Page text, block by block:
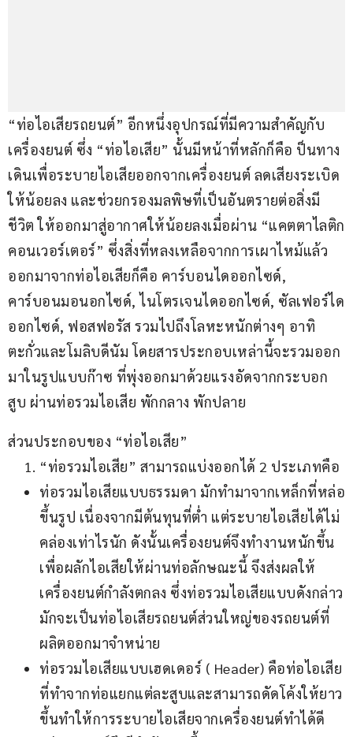
“ท่อไอเสียรถยนต์” อีกหนึ่งอุปกรณ์ที่มีความสำคัญกับ
เครื่องยนต์ ซึ่ง “ท่อไอเสีย” นั้นมีหน้าที่หลักก็คือ ป็นทาง
เดินเพื่อระบายไอเสียออกจากเครื่องยนต์ ลดเสียงระเบิด
ให้น้อยลง และช่วยกรองมลพิษที่เป็นอันตรายต่อสิ่งมี
ชีวิต ให้ออกมาสู่อากาศให้น้อยลงเมื่อผ่าน “แคตตาไลติก
คอนเวอร์เตอร์” ซึ่งสิ่งที่หลงเหลือจากการเผาไหม้แล้ว
ออกมาจากท่อไอเสียก็คือ คาร์บอนไดออกไซด์,
คาร์บอนมอนอกไซด์, ไนโตรเจนไดออกไซด์, ซัลเฟอร์ได
ออกไซด์, ฟอสฟอรัส รวมไปถึงโลหะหนักต่างๆ อาทิ
ตะกั่วและโมลิบดีนัม โดยสารประกอบเหล่านี้จะรวมออก
มาในรูปแบบก๊าซ ที่พุ่งออกมาด้วยแรงอัดจากกระบอก
สูบ ผ่านท่อรวมไอเสีย พักกลาง พักปลาย
ส่วนประกอบของ “ท่อไอเสีย”
“ท่อรวมไอเสีย” สามารถแบ่งออกได้ 2 ประเภทคือ
ท่อรวมไอเสียแบบธรรมดา มักทำมาจากเหล็กที่หล่อ
ขึ้นรูป เนื่องจากมีต้นทุนที่ต่ำ แต่ระบายไอเสียได้ไม่
คล่องเท่าไรนัก ดังนั้นเครื่องยนต์จึงทำงานหนักขึ้น
เพื่อผลักไอเสียให้ผ่านท่อลักษณะนี้ จึงส่งผลให้
เครื่องยนต์กำลังตกลง ซึ่งท่อรวมไอเสียแบบดังกล่าว
มักจะเป็นท่อไอเสียรถยนต์ส่วนใหญ่ของรถยนต์ที่
ผลิตออกมาจำหน่าย
ท่อรวมไอเสียแบบเฮดเดอร์ ( Header) คือท่อไอเสีย
ที่ทำจากท่อแยกแต่ละสูบและสามารถดัดโค้งให้ยาว
ขึ้นทำให้การระบายไอเสียจากเครื่องยนต์ทำได้ดี